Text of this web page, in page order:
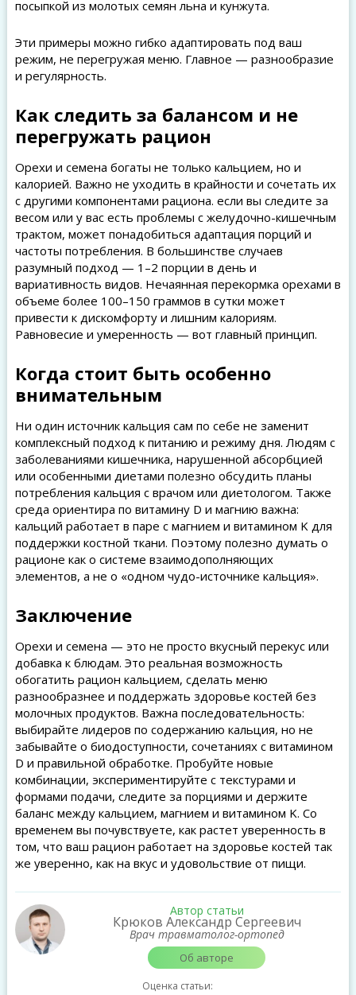
посыпкой из молотых семян льна и кунжута.
Эти примеры можно гибко адаптировать под ваш
режим, не перегружая меню. Главное — разнообразие
и регулярность.
Как следить за балансом и не
перегружать рацион
Орехи и семена богаты не только кальцием, но и
калорией. Важно не уходить в крайности и сочетать их
с другими компонентами рациона. если вы следите за
весом или у вас есть проблемы с желудочно-кишечным
трактом, может понадобиться адаптация порций и
частоты потребления. В большинстве случаев
разумный подход — 1–2 порции в день и
вариативность видов. Нечаянная перекормка орехами в
объеме более 100–150 граммов в сутки может
привести к дискомфорту и лишним калориям.
Равновесие и умеренность — вот главный принцип.
Когда стоит быть особенно
внимательным
Ни один источник кальция сам по себе не заменит
комплексный подход к питанию и режиму дня. Людям с
заболеваниями кишечника, нарушенной абсорбцией
или особенными диетами полезно обсудить планы
потребления кальция с врачом или диетологом. Также
среда ориентира по витамину D и магнию важна:
кальций работает в паре с магнием и витамином K для
поддержки костной ткани. Поэтому полезно думать о
рационе как о системе взаимодополняющих
элементов, а не о «одном чудо-источнике кальция».
Заключение
Орехи и семена — это не просто вкусный перекус или
добавка к блюдам. Это реальная возможность
обогатить рацион кальцием, сделать меню
разнообразнее и поддержать здоровье костей без
молочных продуктов. Важна последовательность:
выбирайте лидеров по содержанию кальция, но не
забывайте о биодоступности, сочетаниях с витамином
D и правильной обработке. Пробуйте новые
комбинации, экспериментируйте с текстурами и
формами подачи, следите за порциями и держите
баланс между кальцием, магнием и витамином K. Со
временем вы почувствуете, как растет уверенность в
том, что ваш рацион работает на здоровье костей так
же уверенно, как на вкус и удовольствие от пищи.
Автор статьи
Крюков Александр Сергеевич
Врач травматолог-ортопед
Об авторе
Оценка статьи: